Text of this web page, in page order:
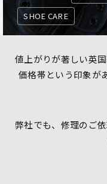
SHOE CARE
値上がりが著しい英
価格帯という印象が
弊社でも、修理のご